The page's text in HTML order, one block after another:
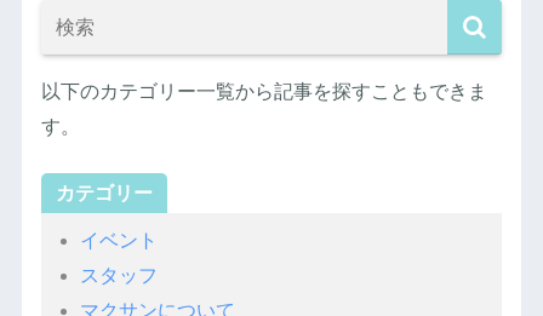
以下のカテゴリー一覧から記事を探すこともできま
す。
カテゴリー
イベント
スタッフ
マクサンについて